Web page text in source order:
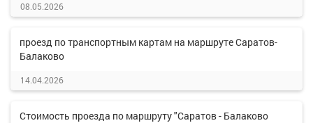
08.05.2026
проезд по транспортным картам на маршруте Саратов-
Балаково
14.04.2026
Стоимость проезда по маршруту "Саратов - Балаково